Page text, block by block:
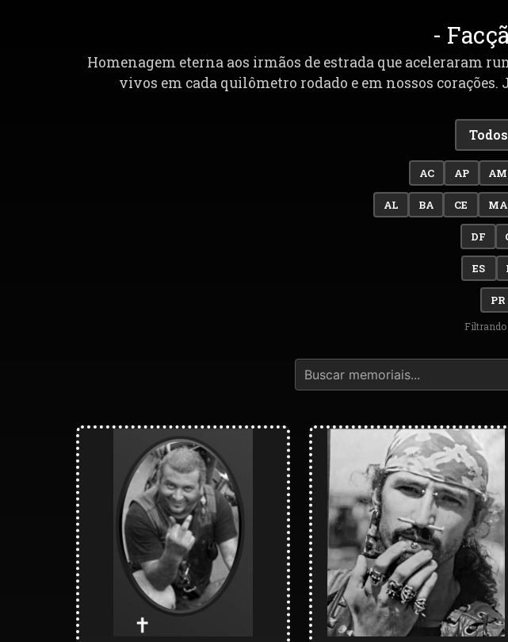
-
Homenagem eterna aos irmãos de estrada que aceleraram
vivos em cada quilômetro rodado e em nossos
Todos
AC AP AM
AL BA CE MA
DF
ES
PR
Filtrando